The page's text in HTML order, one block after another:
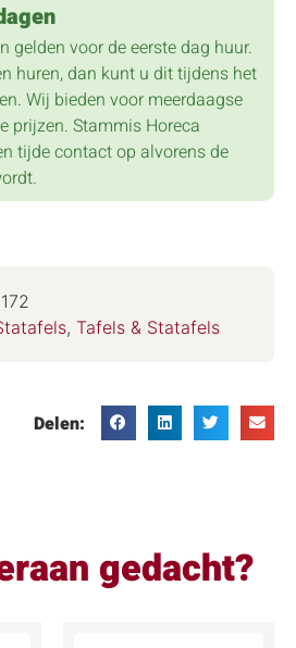
gelden voor de eerste dag huur.
huren, dan kunt u dit tijdens het
Wij bieden voor meerdaagse
prijzen. Stammis Horeca
tijde contact op alvorens de
, Tafels & Statafels
Delen:
gedacht?